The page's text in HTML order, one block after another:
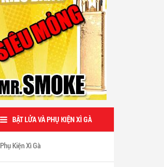
BẬT LỬA VÀ PHỤ KIỆN XÌ GÀ
Phụ Kiện Xì Gà